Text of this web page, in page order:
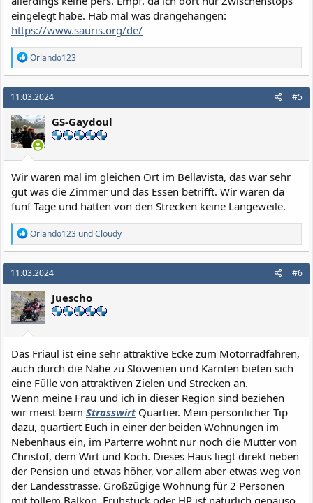
eingelegt habe. Hab mal was drangehangen:
https://www.sauris.org/de/
R
e
a
k
t
i
o
n
e
n
Orlando123
11.03.2024 #5
GS-Gaydoul
Wir waren mal im gleichen Ort im Bellavista, das war sehr
gut was die Zimmer und das Essen betrifft. Wir waren da
fünf Tage und hatten von den Strecken keine Langeweile.
R
e
a
k
t
i
o
n
e
n
Orlando123 undCloudy
11.03.2024 #6
Juescho
Das Friaul ist eine sehr attraktive Ecke zum Motorradfahren,
auch durch die Nähe zu Slowenien und Kärnten bieten sich
eine Fülle von attraktiven Zielen und Strecken an.
Wenn meine Frau und ich in dieser Region sind beziehen
wir meist beim StrasswirtQuartier. Mein persönlicher Tip
dazu, quartiert Euch in einer der beiden Wohnungen im
Nebenhaus ein, im Parterre wohnt nur noch die Mutter von
Christof, dem Wirt und Koch. Dieses Haus liegt direkt neben
der Pension und etwas höher, vor allem aber etwas weg von
der Landesstrasse. Großzügige Wohnung für 2 Personen
mit tollem Balkon. Frühstück oder HP ist natürlich genauso